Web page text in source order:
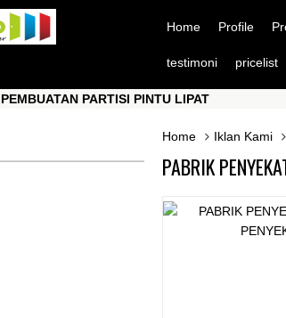
Home Profile
testimoni pricelist
PARTISI PINTU LIPAT
Home
Iklan Kami
PABRIK